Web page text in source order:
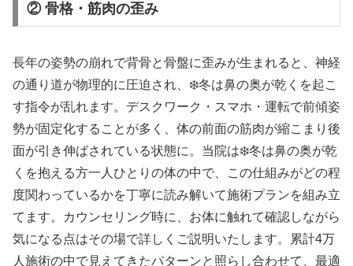
② 骨格・筋肉の歪み
長年の姿勢の崩れで背骨と骨盤に歪みが生まれると、神経
の通り道が物理的に圧迫され、❄️冬は鼻の奥が乾くを起こ
す指令が乱れます。デスクワーク・スマホ・運転で前傾姿
勢が固定化することが多く、体の前面の筋肉が縮こまり後
面が引き伸ばされている状態に。当院は❄️冬は鼻の奥が乾
くを抱える方一人ひとりの体の中で、この仕組みがどの程
度関わっているかを丁寧に読み解いて施術プランを組み立
てます。カウンセリング時に、お体に触れて確認しながら
気になる点はその場で詳しくご説明いたします。累計4万
人施術の中で見えてきたパターンと照らし合わせて、最適